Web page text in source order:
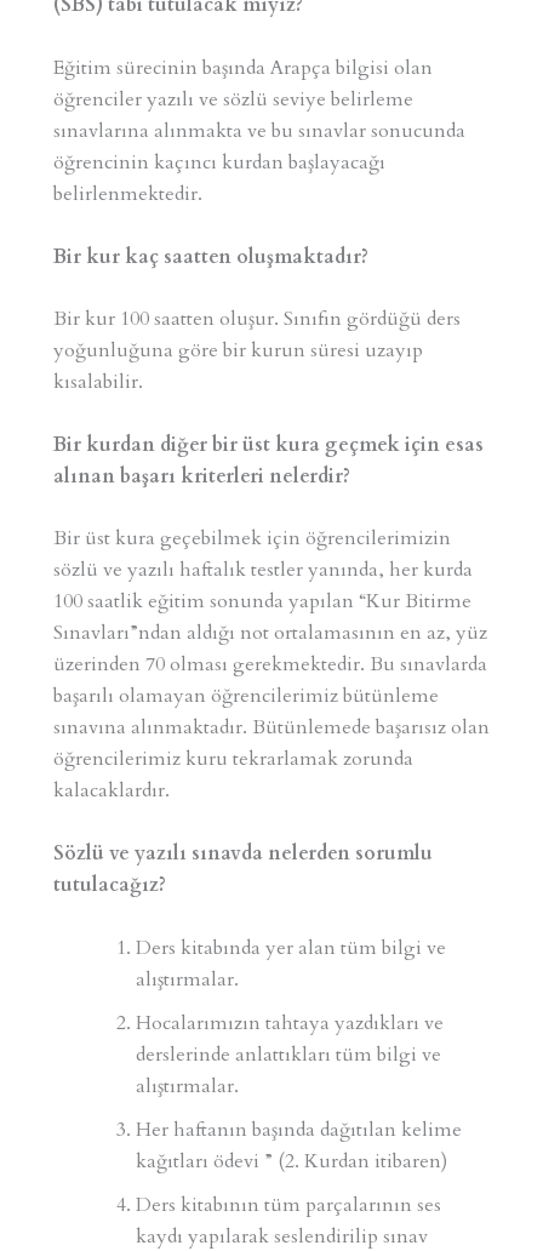
Eğitim sürecinin başında Arapça bilgisi olan
öğrenciler yazılı ve sözlü seviye belirleme
sınavlarına alınmakta ve bu sınavlar sonucunda
öğrencinin kaçıncı kurdan başlayacağı
belirlenmektedir.
Bir kur kaç saatten oluşmaktadır?
Bir kur 100 saatten oluşur. Sınıfın gördüğü ders
yoğunluğuna göre bir kurun süresi uzayıp
kısalabilir.
Bir kurdan diğer bir üst kura geçmek için esas
alınan başarı kriterleri nelerdir?
Bir üst kura geçebilmek için öğrencilerimizin
sözlü ve yazılı haftalık testler yanında, her kurda
100 saatlik eğitim sonunda yapılan “Kur Bitirme
Sınavları”ndan aldığı not ortalamasının en az, yüz
üzerinden 70 olması gerekmektedir. Bu sınavlarda
başarılı olamayan öğrencilerimiz bütünleme
sınavına alınmaktadır. Bütünlemede başarısız olan
öğrencilerimiz kuru tekrarlamak zorunda
kalacaklardır.
Sözlü ve yazılı sınavda nelerden sorumlu
tutulacağız?
Ders kitabında yer alan tüm bilgi ve
alıştırmalar.
Hocalarımızın tahtaya yazdıkları ve
derslerinde anlattıkları tüm bilgi ve
alıştırmalar.
Her haftanın başında dağıtılan kelime
kağıtları ödevi ” (2. Kurdan itibaren)
Ders kitabının tüm parçalarının ses
kaydı yapılarak seslendirilip sınav